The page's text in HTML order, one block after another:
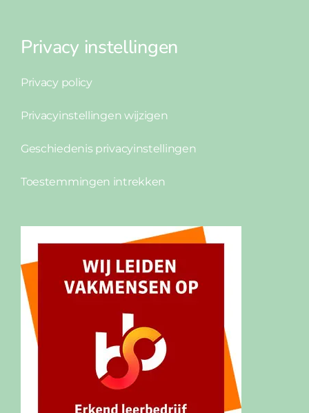
Privacy instellingen
Privacy policy
Privacyinstellingen wijzigen
Geschiedenis privacyinstellingen
Toestemmingen intrekken